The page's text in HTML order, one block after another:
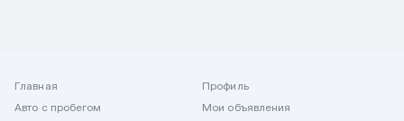
Главная
Авто с пробегом
Профиль
Мои объявления